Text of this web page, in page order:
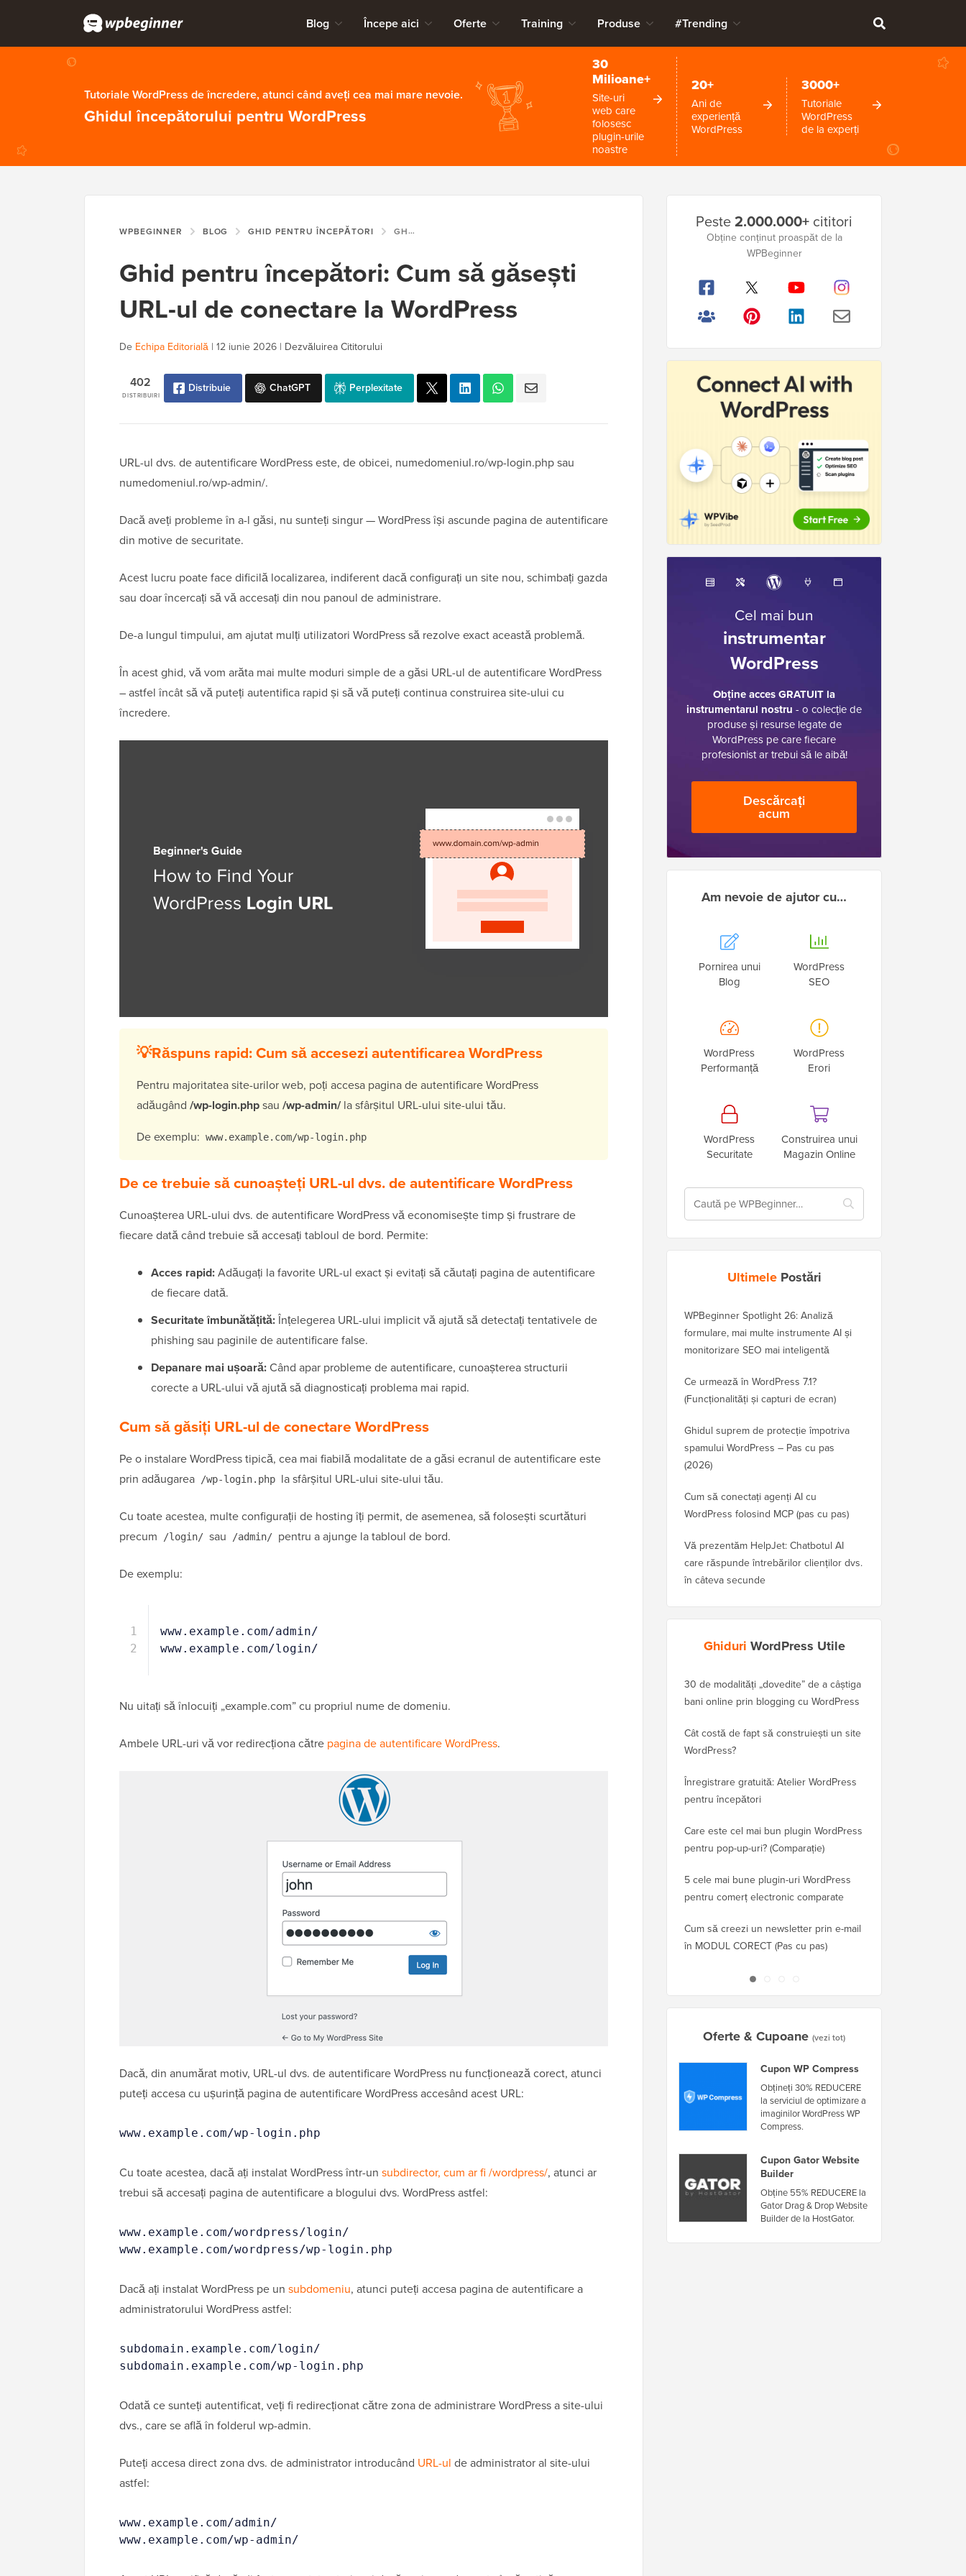
Blog Începe aici Oferte Training Produse #Trending
Tutoriale WordPress de încredere, atunci când aveți cea mai mare nevoie.
Ghidul începătorului pentru WordPress
30
Milioane+
Site-uri
web care
folosesc
plugin-urile
noastre
20+
Ani de
experiență
WordPress
3000+
Tutoriale
WordPress
de la experți
WPBEGINNER BLOG GHID PENTRU ÎNCEPĂTORI GHID PENTRU ÎNCEPĂTORI: CUM SĂ GĂSEȘTI URL-UL DE CONECTARE LA WORDPRESS
Ghid pentru începători: Cum să găsești
URL-ul de conectare la WordPress
De Echipa Editorială | 12 iunie 2026 | Dezvăluirea Cititorului
DISTRIBUIRI
402 Distribuie ChatGPT Perplexitate
URL-ul dvs. de autentificare WordPress este, de obicei, numedomeniul.ro/wp-login.php sau
numedomeniul.ro/wp-admin/.
Dacă aveți probleme în a-l găsi, nu sunteți singur — WordPress își ascunde pagina de autentificare
din motive de securitate.
Acest lucru poate face dificilă localizarea, indiferent dacă configurați un site nou, schimbați gazda
sau doar încercați să vă accesați din nou panoul de administrare.
De-a lungul timpului, am ajutat mulți utilizatori WordPress să rezolve exact această problemă.
În acest ghid, vă vom arăta mai multe moduri simple de a găsi URL-ul de autentificare WordPress
– astfel încât să vă puteți autentifica rapid și să vă puteți continua construirea site-ului cu
încredere.
💡Răspuns rapid: Cum să accesezi autentificarea WordPress
Pentru majoritatea site-urilor web, poți accesa pagina de autentificare WordPress
adăugând /wp-login.phpsau /wp-admin/ la sfârșitul URL-ului site-ului tău.
De exemplu: www.example.com/wp-login.php
De ce trebuie să cunoașteți URL-ul dvs. de autentificare WordPress
Cunoașterea URL-ului dvs. de autentificare WordPress vă economisește timp și frustrare de
fiecare dată când trebuie să accesați tabloul de bord. Permite:
Acces rapid:Adăugați la favorite URL-ul exact și evitați să căutați pagina de autentificare
de fiecare dată.
Securitate îmbunătățită:Înțelegerea URL-ului implicit vă ajută să detectați tentativele de
phishing sau paginile de autentificare false.
Depanare mai ușoară:Când apar probleme de autentificare, cunoașterea structurii
corecte a URL-ului vă ajută să diagnosticați problema mai rapid.
Cum să găsiți URL-ul de conectare WordPress
Pe o instalare WordPress tipică, cea mai fiabilă modalitate de a găsi ecranul de autentificare este
prin adăugarea
/wp-login.php la sfârșitul URL-ului site-ului tău.
Cu toate acestea, multe configurații de hosting îți permit, de asemenea, să folosești scurtături
precum
/login/ sau /admin/ pentru a ajunge la tabloul de bord.
De exemplu:
1
2
www.example.com/admin/
www.example.com/login/
Nu uitați să înlocuiți „example.com” cu propriul nume de domeniu.
Ambele URL-uri vă vor redirecționa către pagina de autentificare WordPress.
Dacă, din anumărat motiv, URL-ul dvs. de autentificare WordPress nu funcționează corect, atunci
puteți accesa cu ușurință pagina de autentificare WordPress accesând acest URL:
www.example.com/wp-login.php
Cu toate acestea, dacă ați instalat WordPress într-un subdirector, cum ar fi /wordpress/, atunci ar
trebui să accesați pagina de autentificare a blogului dvs. WordPress astfel:
www.example.com/wordpress/login/
www.example.com/wordpress/wp-login.php
Dacă ați instalat WordPress pe un subdomeniu, atunci puteți accesa pagina de autentificare a
administratorului WordPress astfel:
subdomain.example.com/login/
subdomain.example.com/wp-login.php
Odată ce sunteți autentificat, veți fi redirecționat către zona de administrare WordPress a site-ului
dvs., care se află în folderul wp-admin.
Puteți accesa direct zona dvs. de administrator introducând URL-ul de administrator al site-ului
astfel:
www.example.com/admin/
www.example.com/wp-admin/
laterală
Peste2.000.000+ cititori
Obține conținut proaspăt de la
WPBeginner
Cel mai bun
instrumentar
WordPress
Obține acces GRATUIT la
instrumentarul nostru - o colecție de
produse și resurse legate de
WordPress pe care fiecare
profesionist ar trebui să le aibă!
Descărcați
acum
Am nevoie de ajutor cu…
Pornirea unui
Blog
WordPress
SEO
WordPress
Performanță
WordPress
Erori
WordPress
Securitate
Construirea unui
Magazin Online
UltimelePostări
WPBeginner Spotlight 26: Analiză
formulare, mai multe instrumente AI și
monitorizare SEO mai inteligentă
Ce urmează în WordPress 7.1?
(Funcționalități și capturi de ecran)
Ghidul suprem de protecție împotriva
spamului WordPress – Pas cu pas
(2026)
Cum să conectați agenți AI cu
WordPress folosind MCP (pas cu pas)
Vă prezentăm HelpJet: Chatbotul AI
care răspunde întrebărilor clienților dvs.
în câteva secunde
Ghiduri WordPress Utile
30 de modalități „dovedite” de a câștiga
bani online prin blogging cu WordPress
Cât costă de fapt să construiești un site
WordPress?
Înregistrare gratuită: Atelier WordPress
pentru începători
Care este cel mai bun plugin WordPress
pentru pop-up-uri? (Comparație)
5 cele mai bune plugin-uri WordPress
pentru comerț electronic comparate
Cum să creezi un newsletter prin e-mail
în MODUL CORECT (Pas cu pas)
Oferte & Cupoane (vezi tot)
Cupon WP Compress
Obțineți 30% REDUCERE
la serviciul de optimizare a
imaginilor WordPress WP
Compress.
Cupon Gator Website
Builder
Obține 55% REDUCERE la
Gator Drag & Drop Website
Builder de la HostGator.